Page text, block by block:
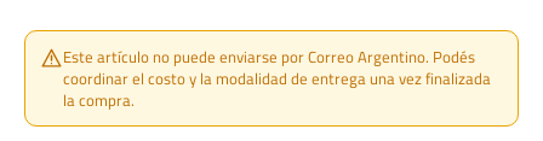
Este artículo no puede enviarse por Correo Argentino. Podés
coordinar el costo y la modalidad de entrega una vez finalizada
la compra.